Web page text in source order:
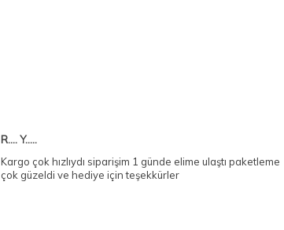
R.... Y.....
Kargo çok hızlıydı siparişim 1 günde elime ulaştı paketleme
çok güzeldi ve hediye için teşekkürler